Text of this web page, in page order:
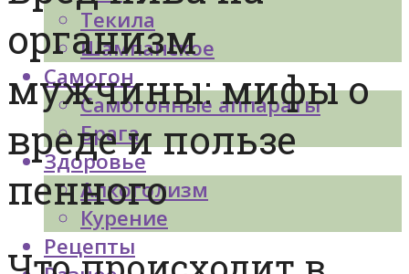
Текила
Шампанское
Самогон
Самогонные аппараты
Брага
Здоровье
Алкоголизм
Курение
Рецепты
организм
мужчины: мифы о
вреде и пользе
пенного